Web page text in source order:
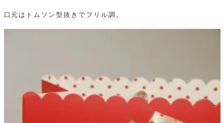
口元はトムソン型抜きでフリル調。